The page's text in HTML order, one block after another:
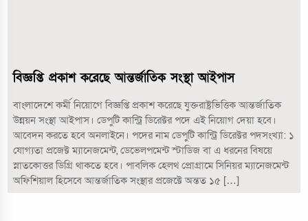
বিজ্ঞপ্তি প্রকাশ করেছে আন্তর্জাতিক সংস্থা আইপাস
বাংলাদেশে কর্মী নিয়োগে বিজ্ঞপ্তি প্রকাশ করেছে যুক্তরাষ্ট্রভিত্তিক আন্তর্জাতিক
উন্নয়ন সংস্থা আইপাস। ডেপুটি কান্ট্রি ডিরেক্টর পদে এই নিয়োগ দেয়া হবে।
আবেদন করতে হবে অনলাইনে। পদের নাম ডেপুটি কান্ট্রি ডিরেক্টর পদসংখ্যা: ১
যোগ্যতা প্রজেক্ট ম্যানেজমেন্ট, ডেভেলপমেন্ট স্টাডিজ বা এ ধরনের বিষয়ে
স্নাতকোত্তর ডিগ্রি থাকতে হবে। পাবলিক হেলথ প্রোগ্রামে সিনিয়র ম্যানেজমেন্ট
অফিশিয়াল হিসেবে আন্তর্জাতিক সংস্থার প্রজেক্টে অন্তত ১৫ […]